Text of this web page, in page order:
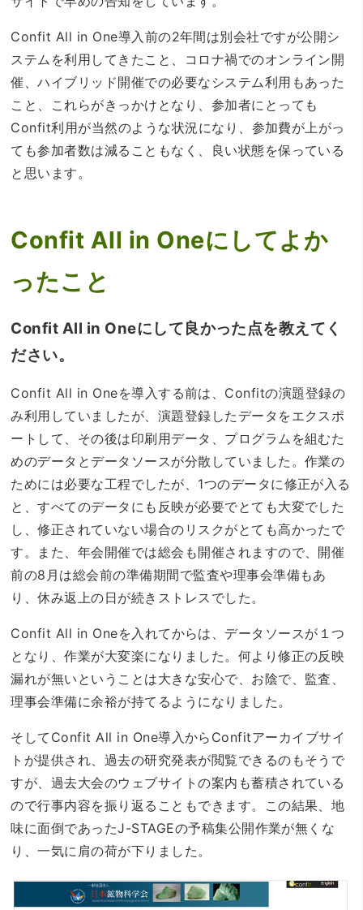
Confit All in One導入前の2年間は別会社ですが公開シ
ステムを利用してきたこと、コロナ禍でのオンライン開
催、ハイブリッド開催での必要なシステム利用もあった
こと、これらがきっかけとなり、参加者にとっても
Confit利用が当然のような状況になり、参加費が上がっ
ても参加者数は減ることもなく、良い状態を保っている
と思います。
Confit All in Oneにしてよか
ったこと
Confit All in Oneにして良かった点を教えてく
ださい。
Confit All in Oneを導入する前は、Confitの演題登録の
み利用していましたが、演題登録したデータをエクスポ
ートして、その後は印刷用データ、プログラムを組むた
めのデータとデータソースが分散していました。作業の
ためには必要な工程でしたが、1つのデータに修正が入る
と、すべてのデータにも反映が必要でとても大変でした
し、修正されていない場合のリスクがとても高かったで
す。また、年会開催では総会も開催されますので、開催
前の8月は総会前の準備期間で監査や理事会準備もあ
り、休み返上の日が続きストレスでした。
Confit All in Oneを入れてからは、データソースが１つ
となり、作業が大変楽になりました。何より修正の反映
漏れが無いということは大きな安心で、お陰で、監査、
理事会準備に余裕が持てるようになりました。
そしてConfit All in One導入からConfitアーカイブサイ
トが提供され、過去の研究発表が閲覧できるのもそうで
すが、過去大会のウェブサイトの案内も蓄積されている
ので行事内容を振り返ることもできます。この結果、地
味に面倒であったJ-STAGEの予稿集公開作業が無くな
り、一気に肩の荷が下りました。